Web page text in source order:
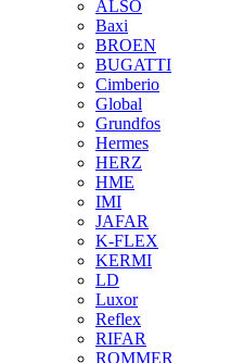
ALSO
Baxi
BROEN
BUGATTI
Cimberio
Global
Grundfos
Hermes
HERZ
HME
IMI
JAFAR
K-FLEX
KERMI
LD
Luxor
Reflex
RIFAR
ROMMER